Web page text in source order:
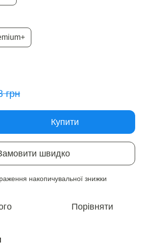
грн
Купити
швидко
накопичувальної знижки
Порівняти